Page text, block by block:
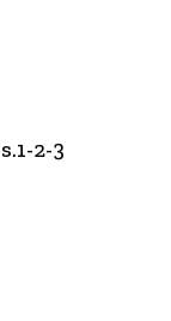
2-3